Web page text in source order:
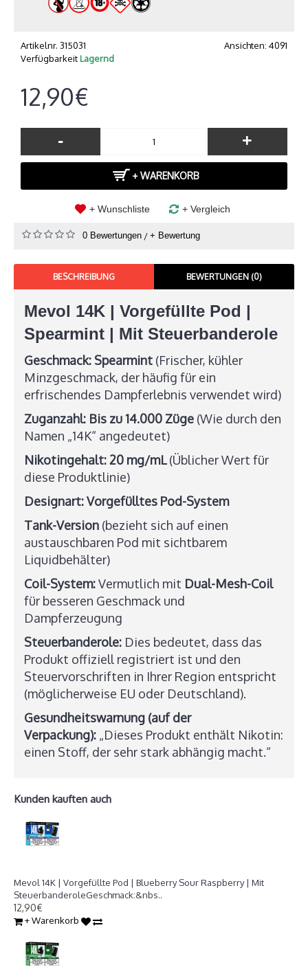
Ansichten: 4091
Artikelnr. 315031
VerfügbarkeitLagernd
12,90€
- +
+ WARENKORB
+ Wunschliste + Vergleich
0 Bewertungen / + Bewertung
BESCHREIBUNG BEWERTUNGEN (0)
Mevol 14K | Vorgefüllte Pod |
Spearmint | Mit Steuerbanderole
Geschmack: Spearmint (Frischer, kühler
Minzgeschmack, der häufig für ein
erfrischendes Dampferlebnis verwendet wird)
Zuganzahl: Bis zu 14.000 Züge (Wie durch den
Namen „14K“ angedeutet)
Nikotingehalt:20 mg/mL(Üblicher Wert für
diese Produktlinie)
Designart:Vorgefülltes Pod-System
Tank-Version (bezieht sich auf einen
austauschbaren Pod mit sichtbarem
Liquidbehälter)
Coil-System:Vermutlich mit Dual-Mesh-Coil
für besseren Geschmack und
Dampferzeugung
Steuerbanderole: Dies bedeutet, dass das
Produkt offiziell registriert ist und den
Steuervorschriften in Ihrer Region entspricht
(möglicherweise EU oder Deutschland).
Gesundheitswarnung (auf der
Verpackung): „Dieses Produkt enthält Nikotin:
einen Stoff, der sehr stark abhängig macht.“
Kunden kauften auch
Mevol 14K | Vorgefüllte Pod | Blueberry Sour Raspberry | Mit
SteuerbanderoleGeschmack:&nbs..
12,90€
+ Warenkorb